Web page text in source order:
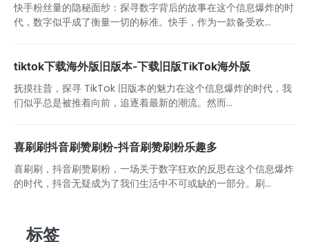
快手粉丝量的隐秘面纱：探寻数字背后的故事在这个信息爆炸的时
代，数字似乎成了衡量一切的标准。快手，作为一款备受欢...
tiktok下载海外版旧版本-下载旧版TikTok海外版
抚摸往昔，探寻 TikTok 旧版本的魅力在这个信息爆炸的时代，我
们似乎总是被推着向前，追逐着最新的潮流。然而...
喜刷刷抖音刷赞刷粉-抖音刷赞刷粉乐趣多
喜刷刷，抖音刷赞刷粉，一场关于数字狂欢的反思在这个信息爆炸
的时代，抖音无疑成为了我们生活中不可或缺的一部分。刷...
标签